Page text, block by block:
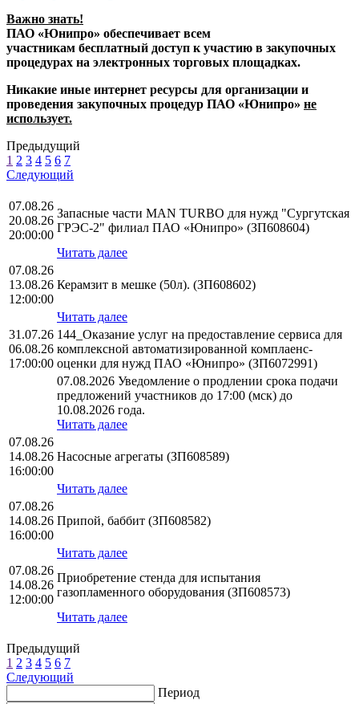
Важно знать!
ПАО «Юнипро» обеспечивает всем
участникам бесплатный доступ к участию в закупочных
процедурах на электронных торговых площадках.
Никакие иные интернет ресурсы для организации и
проведения закупочных процедур ПАО «Юнипро» не
использует.
Предыдущий
1 2 3 4 5 6 7
Следующий
07.08.26
20.08.26
20:00:00
Запасные части MAN TURBO для нужд "Сургутская
ГРЭС-2" филиал ПАО «Юнипро» (ЗП608604)
Читать далее
07.08.26
13.08.26
12:00:00
Керамзит в мешке (50л). (ЗП608602)
Читать далее
31.07.26
06.08.26
17:00:00
144_Оказание услуг на предоставление сервиса для
комплексной автоматизированной комплаенс-
оценки для нужд ПАО «Юнипро» (ЗП6072991)
07.08.2026 Уведомление о продлении срока подачи
предложений участников до 17:00 (мск) до
10.08.2026 года.
Читать далее
07.08.26
14.08.26
16:00:00
Насосные агрегаты (ЗП608589)
Читать далее
07.08.26
14.08.26
16:00:00
Припой, баббит (ЗП608582)
Читать далее
07.08.26
14.08.26
12:00:00
Приобретение стенда для испытания
газопламенного оборудования (ЗП608573)
Читать далее
Предыдущий
1 2 3 4 5 6 7
Следующий
Период